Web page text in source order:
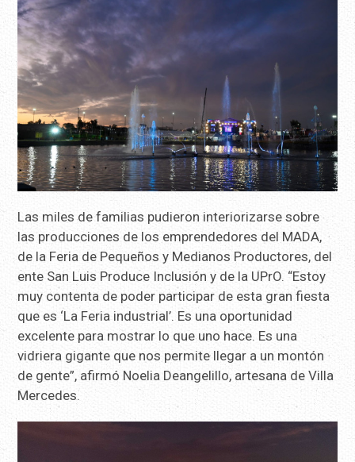
Las miles de familias pudieron interiorizarse sobre
las producciones de los emprendedores del MADA,
de la Feria de Pequeños y Medianos Productores, del
ente San Luis Produce Inclusión y de la UPrO. “Estoy
muy contenta de poder participar de esta gran fiesta
que es ‘La Feria industrial’. Es una oportunidad
excelente para mostrar lo que uno hace. Es una
vidriera gigante que nos permite llegar a un montón
de gente”, afirmó Noelia Deangelillo, artesana de Villa
Mercedes.